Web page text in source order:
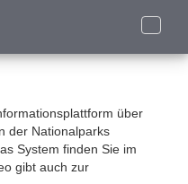
Toggle
über
der Nationalparks
System finden Sie im
gibt auch zur